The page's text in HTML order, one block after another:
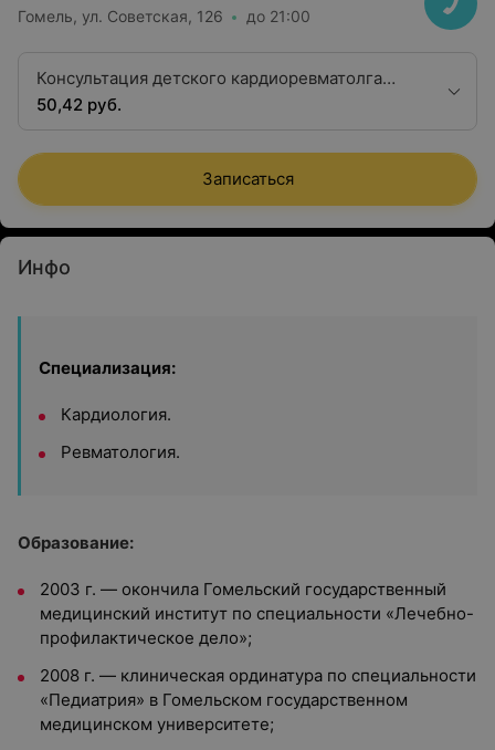
Гомель, ул. Советская, 126 до 21:00
Консультация детского кардиоревматолга
высшей квалификационной категории
50,42 руб.
Записаться
Инфо
Специализация:
Кардиология.
Ревматология.
Образование:
2003 г. — окончила Гомельский государственный
медицинский институт по специальности «Лечебно-
профилактическое дело»;
2008 г. — клиническая ординатура по специальности
«Педиатрия» в Гомельском государственном
медицинском университете;